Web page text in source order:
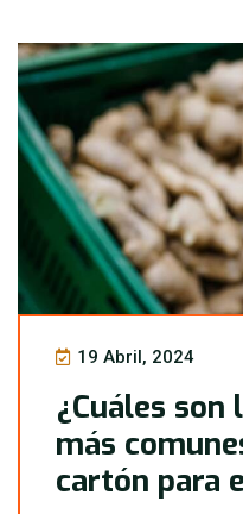
Blog
19 Abril, 2024
¿Cuáles
más
cartón para